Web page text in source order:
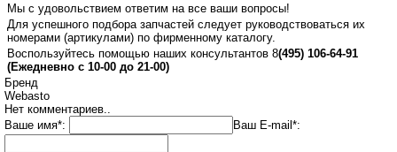
Мы с удовольствием ответим на все ваши вопросы!
Для успешного подбора запчастей следует руководствоваться их
номерами (артикулами) по фирменному каталогу.
Воспользуйтесь помощью наших консультантов 8(495) 106-64-91
(Ежедневно с 10-00 до 21-00)
Бренд
Webasto
Нет комментариев..
Ваше имя*:
Ваш E-mail*: